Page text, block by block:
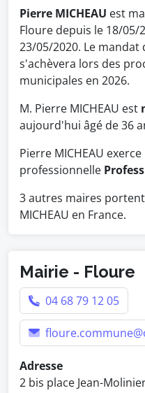
Pierre MICHEAU est
Floure depuis le 18/05/
23/05/2020. Le mandat
s'achèvera lors des
municipales en 2026.
M. Pierre MICHEAU est
aujourd'hui âgé de 36
Pierre MICHEAU
professionnelle
3 autres maires
MICHEAU en France.
Mairie - Floure
04 68 79 12 05
Adresse
2 bis place Jean-